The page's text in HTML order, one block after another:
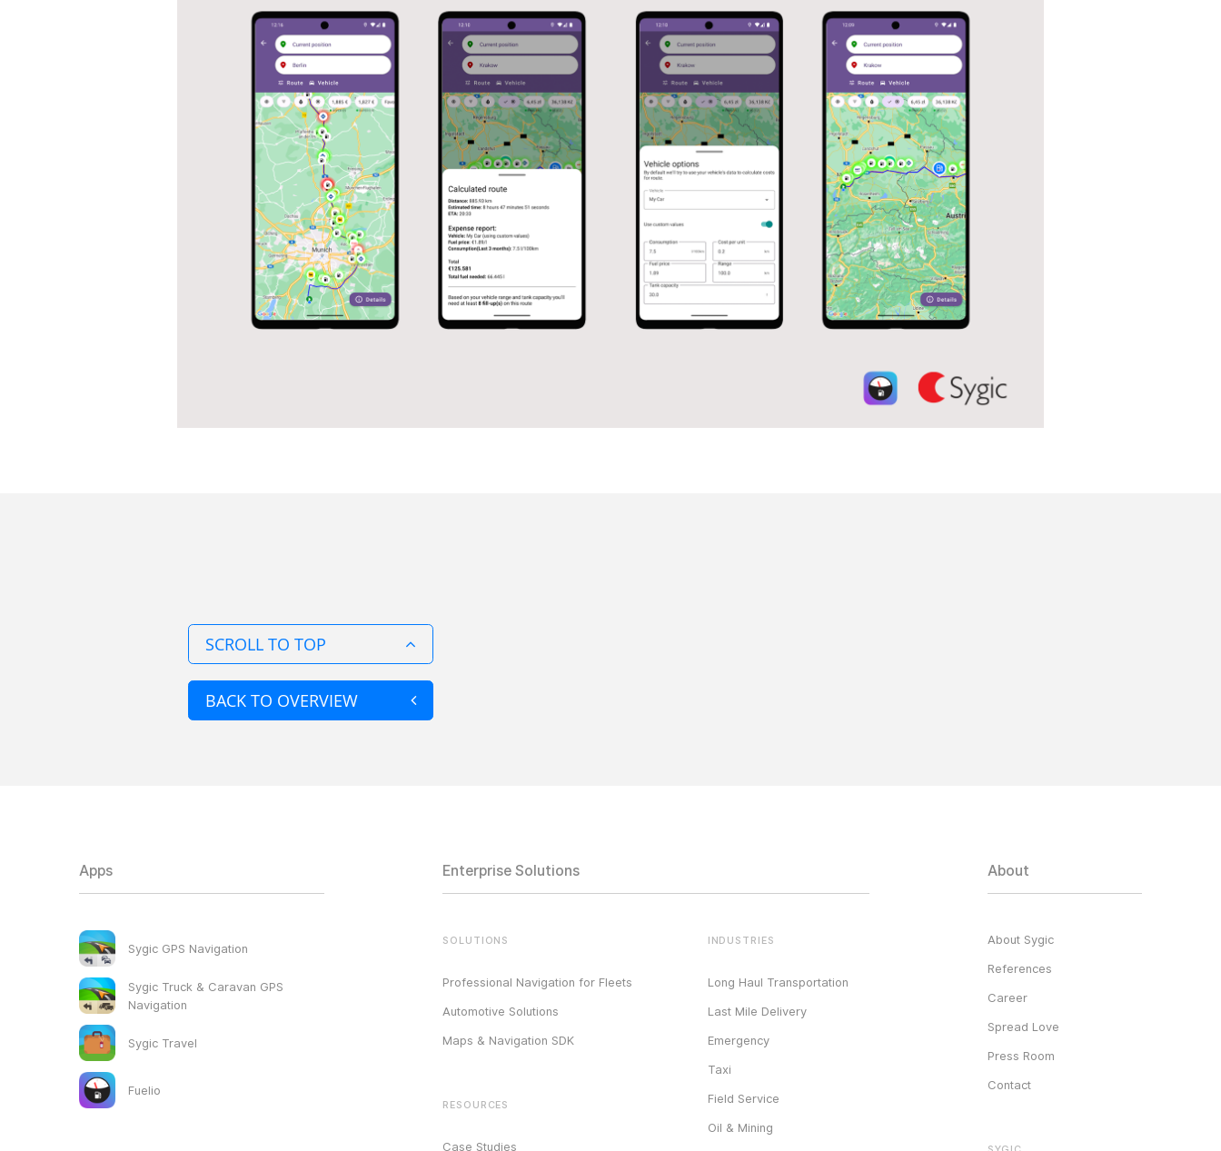
SCROLL TO TOP
BACK TO OVERVIEW
Apps
Sygic GPS Navigation
Sygic Truck & Caravan GPS
Navigation
Sygic Travel
Fuelio
Enterprise Solutions
SOLUTIONS
Professional Navigation for Fleets
Automotive Solutions
Maps & Navigation SDK
RESOURCES
Case Studies
INDUSTRIES
Long Haul Transportation
Last Mile Delivery
Emergency
Taxi
Field Service
Oil & Mining
About
About Sygic
References
Career
Spread Love
Press Room
Contact